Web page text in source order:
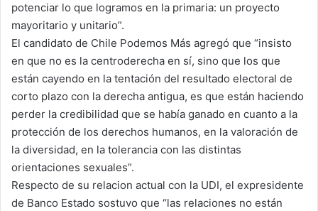
potenciar lo que logramos en la primaria: un proyecto
mayoritario y unitario”.
El candidato de Chile Podemos Más agregó que “insisto
en que no es la centroderecha en sí, sino que los que
están cayendo en la tentación del resultado electoral de
corto plazo con la derecha antigua, es que están haciendo
perder la credibilidad que se había ganado en cuanto a la
protección de los derechos humanos, en la valoración de
la diversidad, en la tolerancia con las distintas
orientaciones sexuales”.
Respecto de su relacion actual con la UDI, el expresidente
de Banco Estado sostuvo que “las relaciones no están